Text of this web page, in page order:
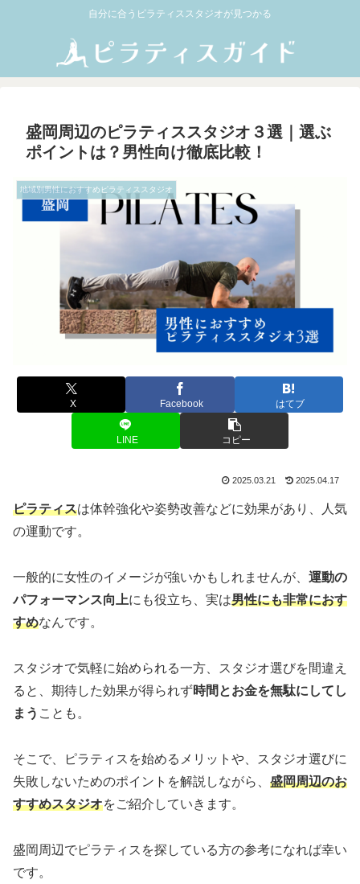
自分に合うピラティススタジオが見つかる
盛岡周辺のピラティススタジオ３選｜選ぶ
ポイントは？男性向け徹底比較！
地域別男性におすすめピラティススタジオ
X Facebook はてブ
LINE コピー
2025.03.21 2025.04.17
ピラティスは体幹強化や姿勢改善などに効果があり、人気
の運動です。
一般的に女性のイメージが強いかもしれませんが、 運動の
パフォーマンス向上にも役立ち、実は男性にも非常におす
すめなんです。
スタジオで気軽に始められる一方、スタジオ選びを間違え
ると、期待した効果が得られず時間とお金を無駄にしてし
まう ことも。
そこで、ピラティスを始めるメリットや、スタジオ選びに
失敗しないためのポイントを解説しながら、 盛岡周辺のお
すすめスタジオをご紹介していきます。
盛岡周辺でピラティスを探している方の参考になれば幸い
です。